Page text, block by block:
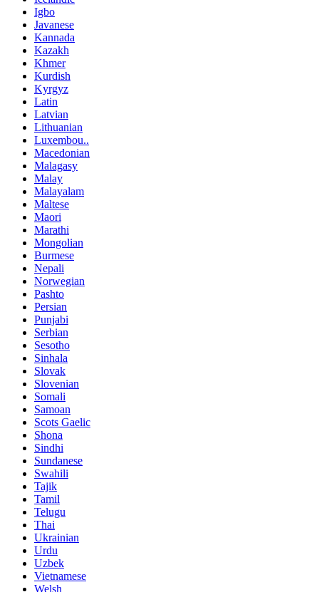
Igbo
Javanese
Kannada
Kazakh
Khmer
Kurdish
Kyrgyz
Latin
Latvian
Lithuanian
Luxembou..
Macedonian
Malagasy
Malay
Malayalam
Maltese
Maori
Marathi
Mongolian
Burmese
Nepali
Norwegian
Pashto
Persian
Punjabi
Serbian
Sesotho
Sinhala
Slovak
Slovenian
Somali
Samoan
Scots Gaelic
Shona
Sindhi
Sundanese
Swahili
Tajik
Tamil
Telugu
Thai
Ukrainian
Urdu
Uzbek
Vietnamese
Welsh